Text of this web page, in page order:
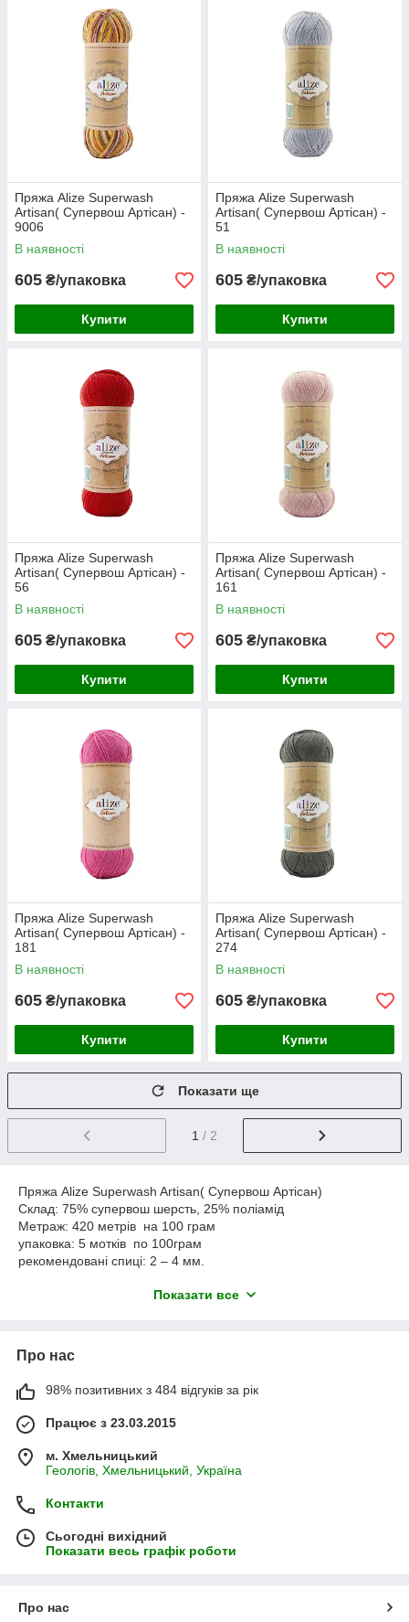
Пряжа Alize Superwash
Artisan( Супервош Артісан) -
9006
В наявності
605 ₴/упаковка
Купити
Пряжа Alize Superwash
Artisan( Супервош Артісан) -
51
В наявності
605 ₴/упаковка
Купити
Пряжа Alize Superwash
Artisan( Супервош Артісан) -
56
В наявності
605 ₴/упаковка
Купити
Пряжа Alize Superwash
Artisan( Супервош Артісан) -
161
В наявності
605 ₴/упаковка
Купити
Пряжа Alize Superwash
Artisan( Супервош Артісан) -
181
В наявності
605 ₴/упаковка
Купити
Пряжа Alize Superwash
Artisan( Супервош Артісан) -
274
В наявності
605 ₴/упаковка
Купити
Показати ще
1 / 2
Пряжа Alize Superwash Artisan( Супервош Артісан)
Склад: 75% супервош шерсть, 25% поліамід
Метраж: 420 метрів на 100 грам
упаковка: 5 мотків по 100грам
рекомендовані спиці: 2 – 4 мм.
пряжа, яка стійка до зношування. В складі має 70% шерсті та
підійде для в'язання шкарпеток, светрів, кардиганів.
Показати все
Про нас
98% позитивних з 484 відгуків за рік
Працює з 23.03.2015
м. Хмельницький
Геологів, Хмельницький, Україна
Контакти
Сьогодні вихідний
Показати весь графік роботи
Про нас